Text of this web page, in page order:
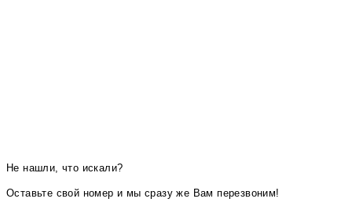
Не нашли, что искали?
Оставьте свой номер и мы сразу же Вам перезвоним!